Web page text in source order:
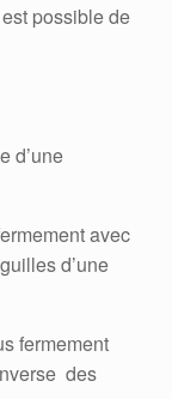
possible de
d’une
avec
d’une
fermement
des